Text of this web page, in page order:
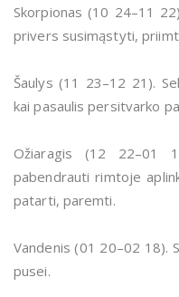
Skorpionas (10 24–11
privers susimąstyti,
Šaulys (11 23–12 21).
kai pasaulis persitvarko
Ožiaragis (12 22–01
pabendrauti rimtoje
patarti, paremti.
Vandenis (01 20–02 18).
pusei.